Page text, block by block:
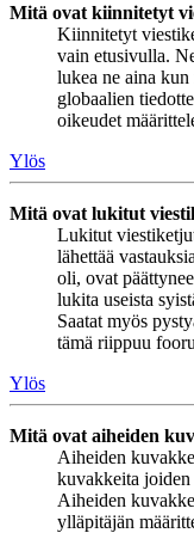
Mitä ovat kiinnitetyt
Kiinnitetyt
vain etusivulla.
lukea ne aina
globaalien
oikeudet
Ylös
Mitä ovat lukitut
Lukitut
lähettää
oli, ovat
lukita useista
Saatat myös
tämä riippuu
Ylös
Mitä ovat aiheiden
Aiheiden
kuvakkeita joiden
Aiheiden
ylläpitäjän